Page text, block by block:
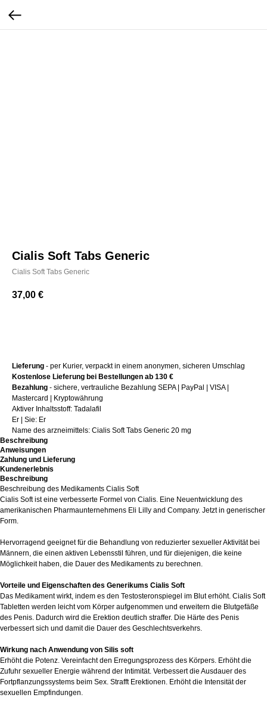
Cialis Soft Tabs Generic
Cialis Soft Tabs Generic
37,00 €
Lieferung - per Kurier, verpackt in einem anonymen, sicheren Umschlag
Kostenlose Lieferung bei Bestellungen ab 130 €
Bezahlung - sichere, vertrauliche Bezahlung SEPA | PayPal | VISA |
Mastercard | Kryptowährung
Aktiver Inhaltsstoff: Tadalafil
Er | Sie: Er
Name des arzneimittels: Cialis Soft Tabs Generic 20 mg
Beschreibung
Anweisungen
Zahlung und Lieferung
Kundenerlebnis
Beschreibung
Beschreibung des Medikaments Cialis Soft
Cialis Soft ist eine verbesserte Formel von Cialis. Eine Neuentwicklung des
amerikanischen Pharmaunternehmens Eli Lilly and Company. Jetzt in generischer
Form.
Hervorragend geeignet für die Behandlung von reduzierter sexueller Aktivität bei
Männern, die einen aktiven Lebensstil führen, und für diejenigen, die keine
Möglichkeit haben, die Dauer des Medikaments zu berechnen.
Vorteile und Eigenschaften des Generikums Cialis Soft
Das Medikament wirkt, indem es den Testosteronspiegel im Blut erhöht. Cialis Soft
Tabletten werden leicht vom Körper aufgenommen und erweitern die Blutgefäße
des Penis. Dadurch wird die Erektion deutlich straffer. Die Härte des Penis
verbessert sich und damit die Dauer des Geschlechtsverkehrs.
Wirkung nach Anwendung von Silis soft
Erhöht die Potenz. Vereinfacht den Erregungsprozess des Körpers. Erhöht die
Zufuhr sexueller Energie während der Intimität. Verbessert die Ausdauer des
Fortpflanzungssystems beim Sex. Strafft Erektionen. Erhöht die Intensität der
sexuellen Empfindungen.